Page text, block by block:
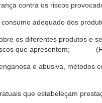
contra os riscos
adequado dos
os diferentes produtos e
que apresentem;
e abusiva, métodos
que estabeleçam